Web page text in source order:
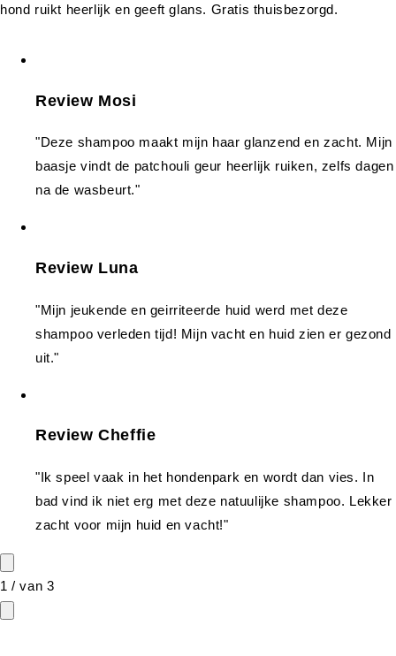
Review Mosi
"Deze shampoo maakt mijn haar glanzend en zacht. Mijn
baasje vindt de patchouli geur heerlijk ruiken, zelfs dagen
na de wasbeurt."
Review Luna
"Mijn jeukende en geirriteerde huid werd met deze
shampoo verleden tijd! Mijn vacht en huid zien er gezond
uit."
Review Cheffie
"Ik speel vaak in het hondenpark en wordt dan vies. In
bad vind ik niet erg met deze natuulijke shampoo. Lekker
zacht voor mijn huid en vacht!"
1 /van 3